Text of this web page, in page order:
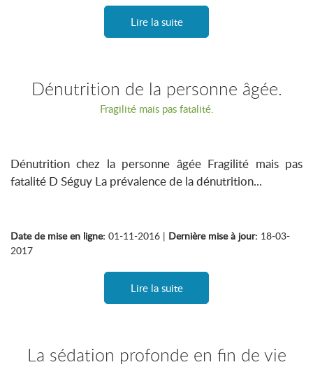
Lire la suite
Dénutrition de la personne âgée.
Fragilité mais pas fatalité.
Dénutrition chez la personne âgée Fragilité mais pas
fatalité D Séguy La prévalence de la dénutrition...
Date de mise en ligne: 01-11-2016 | Dernière mise à jour: 18-03-
2017
Lire la suite
La sédation profonde en fin de vie